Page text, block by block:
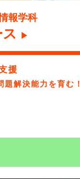
報学科
▶
援
解決能力を育む！